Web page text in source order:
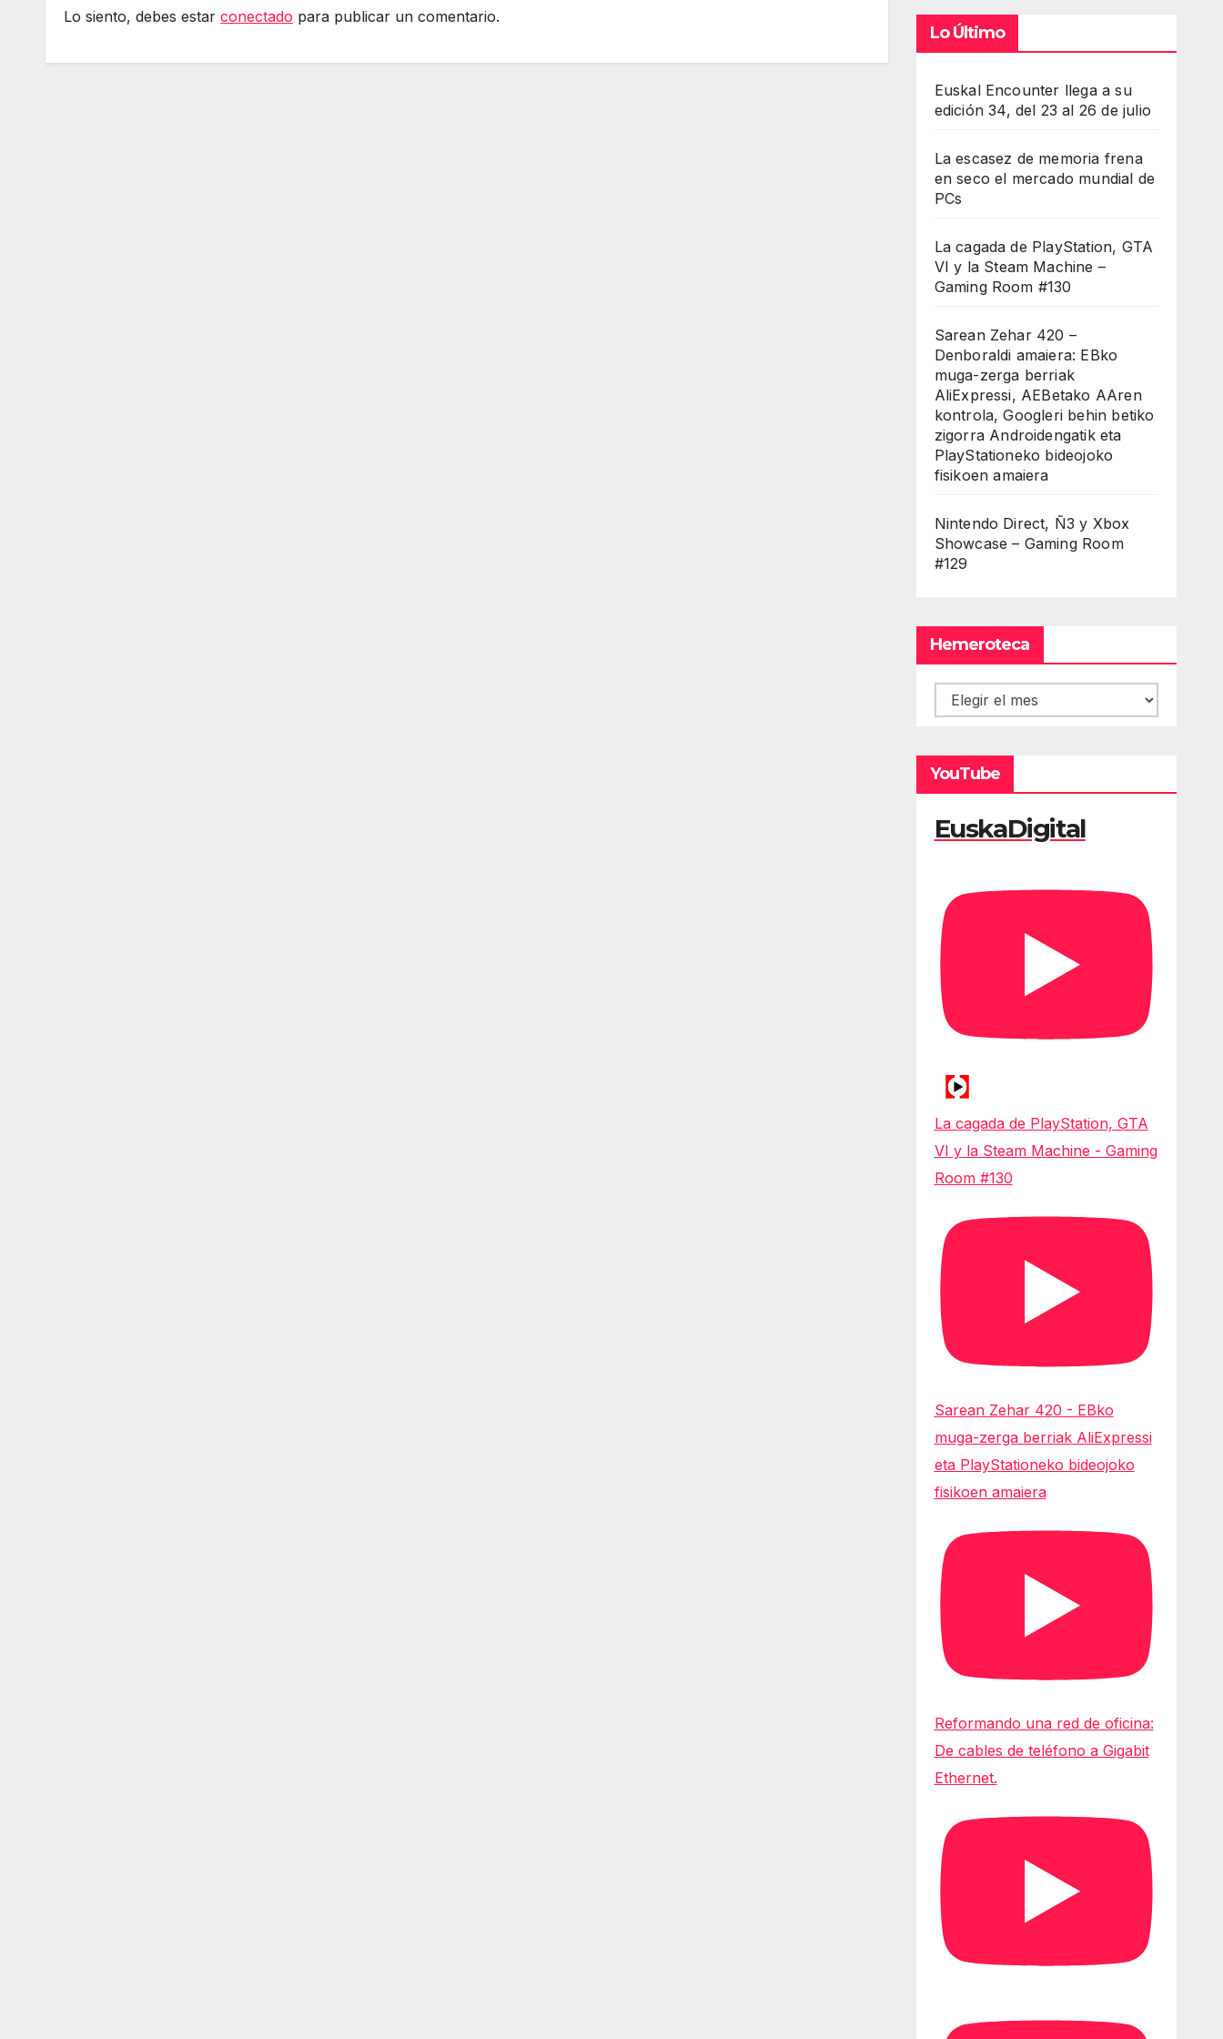
Lo siento, debes estar conectado para publicar un comentario.
Lo Último
Euskal Encounter llega a su
edición 34, del 23 al 26 de julio
La escasez de memoria frena
en seco el mercado mundial de
PCs
La cagada de PlayStation, GTA
VI y la Steam Machine –
Gaming Room #130
Sarean Zehar 420 –
Denboraldi amaiera: EBko
muga-zerga berriak
AliExpressi, AEBetako AAren
kontrola, Googleri behin betiko
zigorra Androidengatik eta
PlayStationeko bideojoko
fisikoen amaiera
Nintendo Direct, Ñ3 y Xbox
Showcase – Gaming Room
#129
Hemeroteca
Hemeroteca
YouTube
EuskaDigital
La cagada de PlayStation, GTA
VI y la Steam Machine - Gaming
Room #130
Sarean Zehar 420 - EBko
muga-zerga berriak AliExpressi
eta PlayStationeko bideojoko
fisikoen amaiera
Reformando una red de oficina:
De cables de teléfono a Gigabit
Ethernet.